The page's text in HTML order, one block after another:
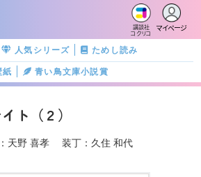
講談社
コクリコ
マイページ
人気シリーズ
ためし読み
紙
青い鳥文庫小説賞
ト（２）
天野 喜孝 装丁：久住 和代